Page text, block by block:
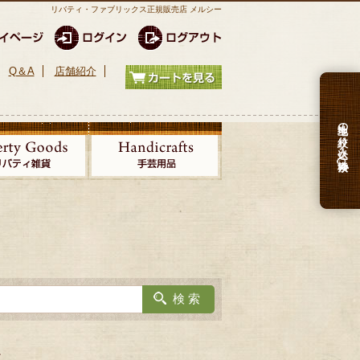
リバティ・ファブリックス正規販売店 メルシー
Q＆A 店舗紹介
生地の絞り込み検索